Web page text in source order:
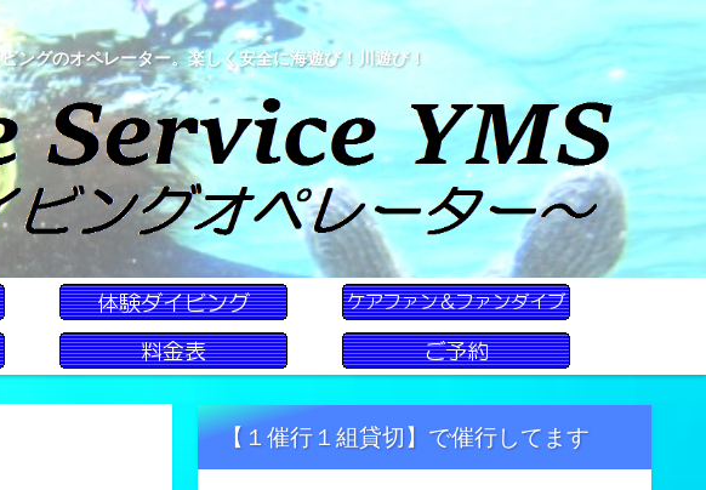
ングのオペレーター。楽しく安全に海遊び！川遊び！
【１催行１組貸切】で催行してます